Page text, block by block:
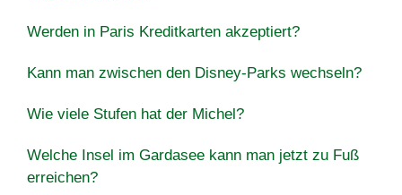
Werden in Paris Kreditkarten akzeptiert?
Kann man zwischen den Disney-Parks wechseln?
Wie viele Stufen hat der Michel?
Welche Insel im Gardasee kann man jetzt zu Fuß
erreichen?